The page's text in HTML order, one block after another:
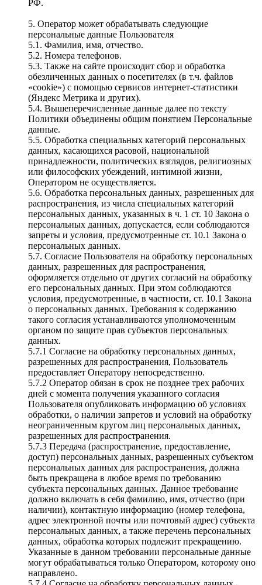
РФ.
5. Оператор может обрабатывать следующие
персональные данные Пользователя
5.1. Фамилия, имя, отчество.
5.2. Номера телефонов.
5.3. Также на сайте происходит сбор и обработка
обезличенных данных о посетителях (в т.ч. файлов
«cookie») с помощью сервисов интернет-статистики
(Яндекс Метрика и других).
5.4. Вышеперечисленные данные далее по тексту
Политики объединены общим понятием Персональные
данные.
5.5. Обработка специальных категорий персональных
данных, касающихся расовой, национальной
принадлежности, политических взглядов, религиозных
или философских убеждений, интимной жизни,
Оператором не осуществляется.
5.6. Обработка персональных данных, разрешенных для
распространения, из числа специальных категорий
персональных данных, указанных в ч. 1 ст. 10 Закона о
персональных данных, допускается, если соблюдаются
запреты и условия, предусмотренные ст. 10.1 Закона о
персональных данных.
5.7. Согласие Пользователя на обработку персональных
данных, разрешенных для распространения,
оформляется отдельно от других согласий на обработку
его персональных данных. При этом соблюдаются
условия, предусмотренные, в частности, ст. 10.1 Закона
о персональных данных. Требования к содержанию
такого согласия устанавливаются уполномоченным
органом по защите прав субъектов персональных
данных.
5.7.1 Согласие на обработку персональных данных,
разрешенных для распространения, Пользователь
предоставляет Оператору непосредственно.
5.7.2 Оператор обязан в срок не позднее трех рабочих
дней с момента получения указанного согласия
Пользователя опубликовать информацию об условиях
обработки, о наличии запретов и условий на обработку
неограниченным кругом лиц персональных данных,
разрешенных для распространения.
5.7.3 Передача (распространение, предоставление,
доступ) персональных данных, разрешенных субъектом
персональных данных для распространения, должна
быть прекращена в любое время по требованию
субъекта персональных данных. Данное требование
должно включать в себя фамилию, имя, отчество (при
наличии), контактную информацию (номер телефона,
адрес электронной почты или почтовый адрес) субъекта
персональных данных, а также перечень персональных
данных, обработка которых подлежит прекращению.
Указанные в данном требовании персональные данные
могут обрабатываться только Оператором, которому оно
направлено.